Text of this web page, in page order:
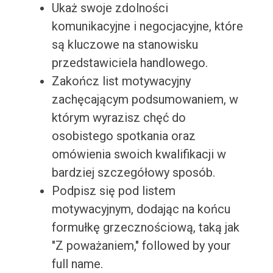
Ukaż swoje zdolności
komunikacyjne i negocjacyjne, które
są kluczowe na stanowisku
przedstawiciela handlowego.
Zakończ list motywacyjny
zachęcającym podsumowaniem, w
którym wyrazisz chęć do
osobistego spotkania oraz
omówienia swoich kwalifikacji w
bardziej szczegółowy sposób.
Podpisz się pod listem
motywacyjnym, dodając na końcu
formułkę grzecznościową, taką jak
"Z poważaniem," followed by your
full name.